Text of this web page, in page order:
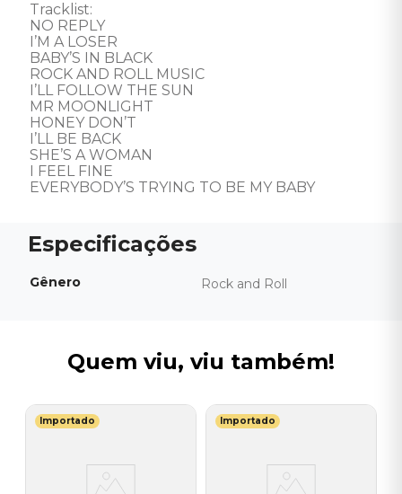
Tracklist:
NO REPLY
I’M A LOSER
BABY’S IN BLACK
ROCK AND ROLL MUSIC
I’LL FOLLOW THE SUN
MR MOONLIGHT
HONEY DON’T
I’LL BE BACK
SHE’S A WOMAN
I FEEL FINE
EVERYBODY’S TRYING TO BE MY BABY
Gênero Rock and Roll
Quem viu, viu também!
Importado Importado